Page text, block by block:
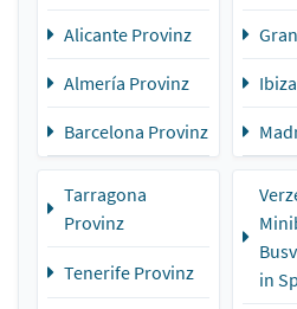
Alicante Provinz
Almería Provinz
Barcelona Provinz
Tarragona
Provinz
Tenerife Provinz
in